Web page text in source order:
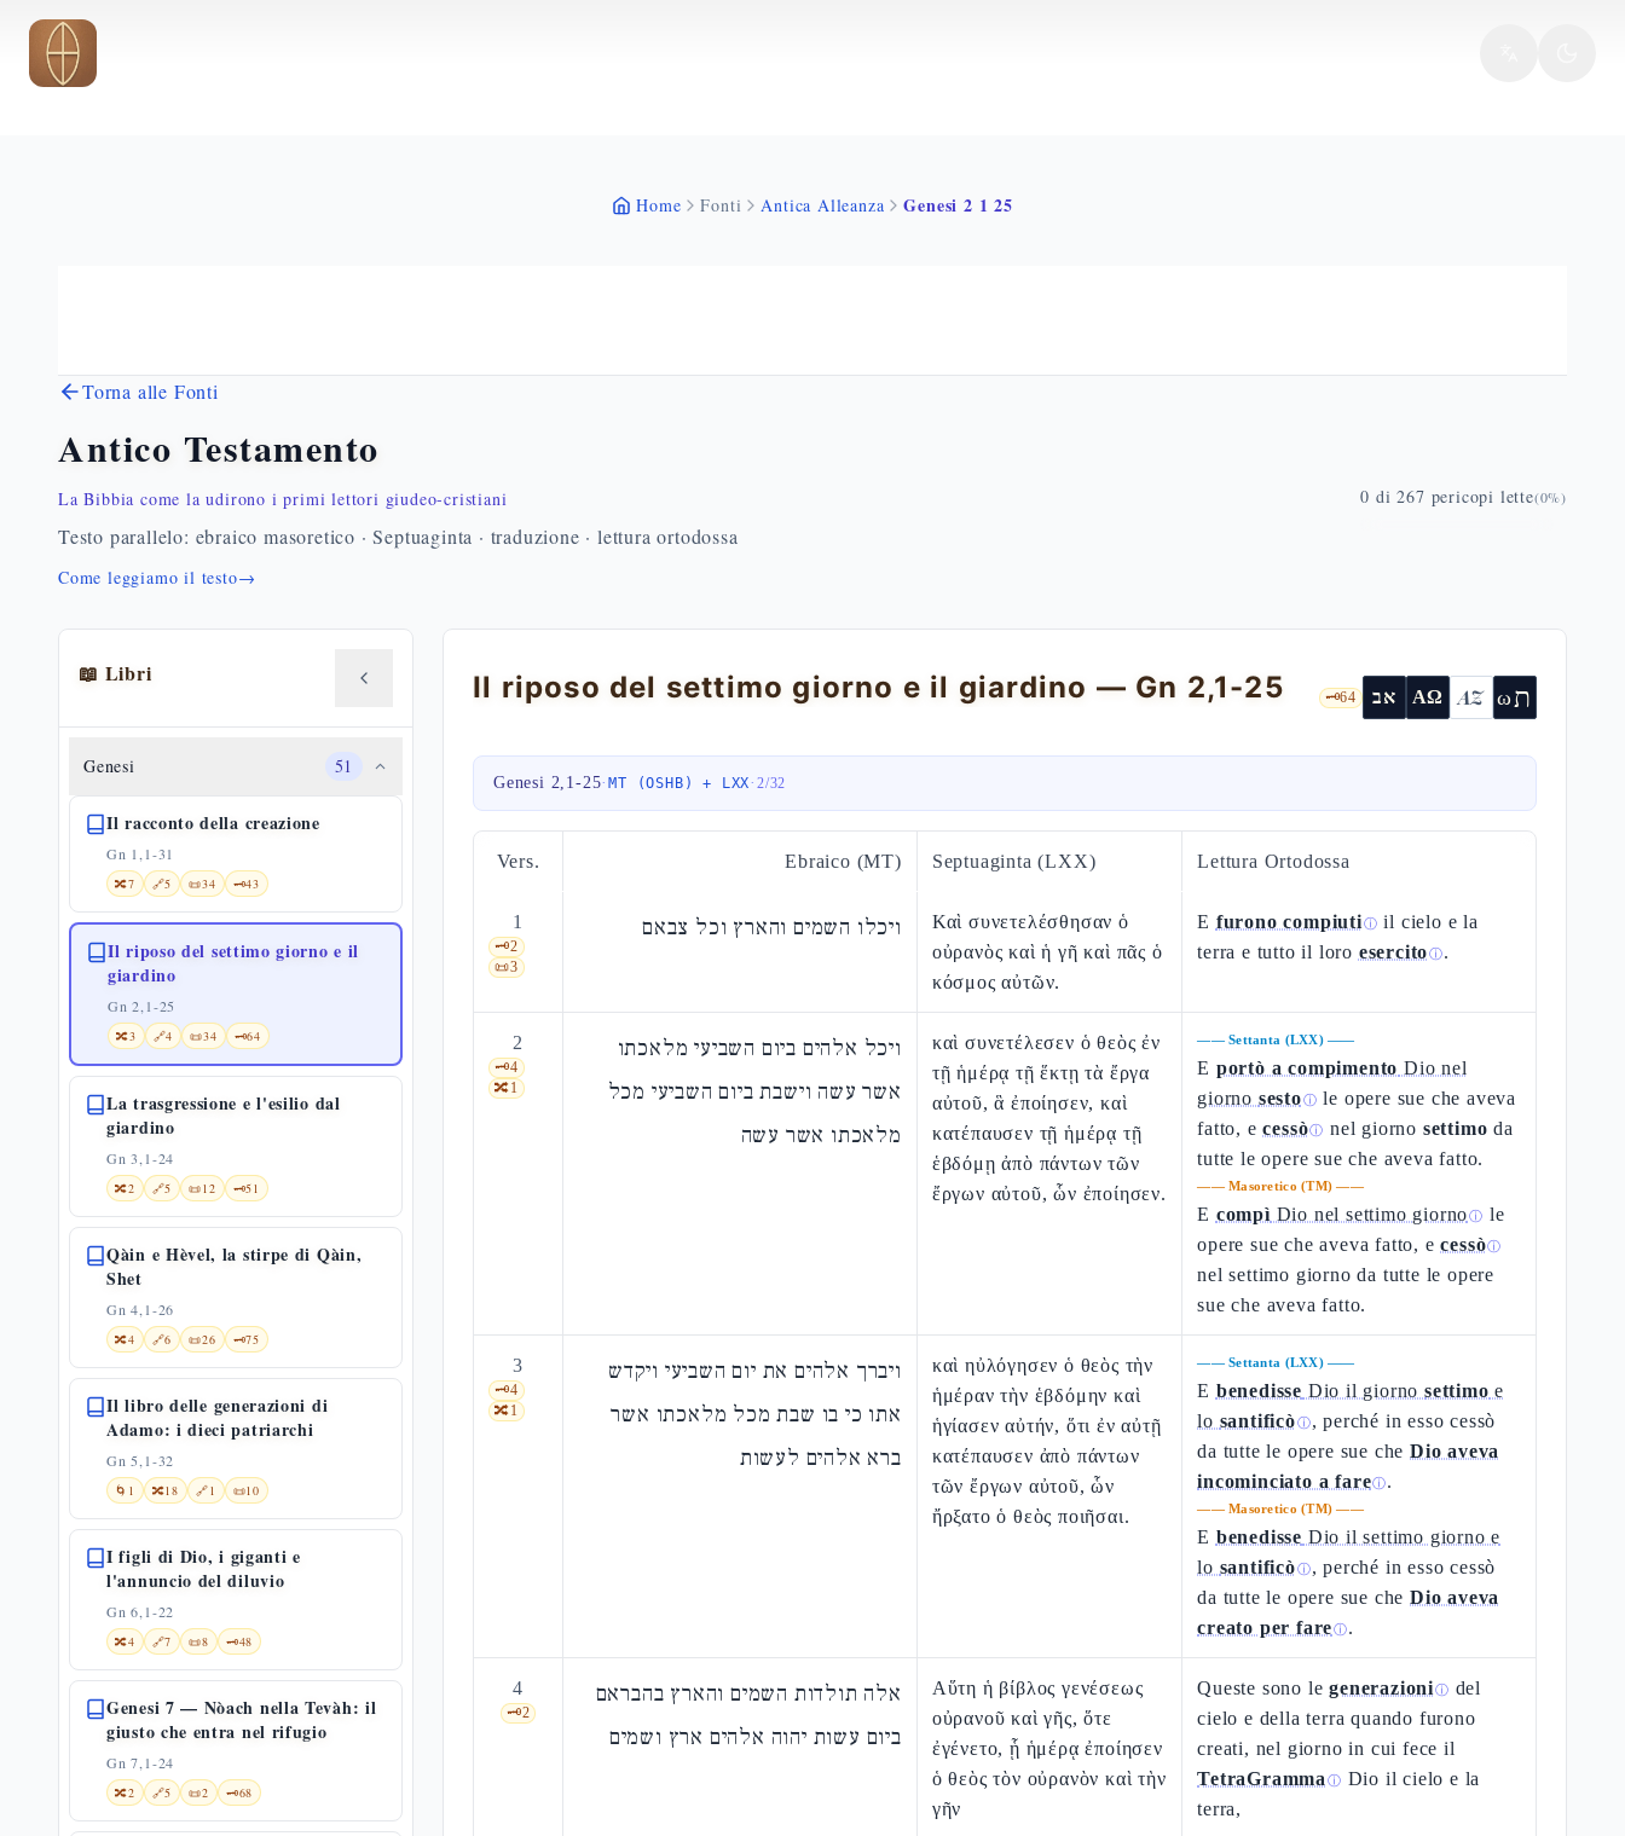
Vai al contenuto principale
Home Fonti Antica Alleanza Genesi 2 1 25
Torna alle Fonti
Antico Testamento
La Bibbia come la udirono i primi lettori giudeo-cristiani
Testo parallelo: ebraico masoretico · Septuaginta · traduzione · lettura ortodossa
Come leggiamo il testo→
0 di 267 pericopi lette(0%)
📖 Libri
Genesi 51
Il racconto della creazione
Gn 1,1-31
🔀7 🔗5 📜34 🗝️43
Il riposo del settimo giorno e il
giardino
Gn 2,1-25
🔀3 🔗4 📜34 🗝️64
La trasgressione e l'esilio dal
giardino
Gn 3,1-24
🔀2 🔗5 📜12 🗝️51
Qàin e Hèvel, la stirpe di Qàin,
Shet
Gn 4,1-26
🔀4 🔗6 📜26 🗝️75
Il libro delle generazioni di
Adamo: i dieci patriarchi
Gn 5,1-32
🌀 1 🔀18 🔗1 📜10
I figli di Dio, i giganti e
l'annuncio del diluvio
Gn 6,1-22
🔀4 🔗7 📜8 🗝️48
Genesi 7 — Nòach nella Tevàh: il
giusto che entra nel rifugio
Gn 7,1-24
🔀2 🔗5 📜2 🗝️68
Il riposo del settimo giorno e il giardino — Gn 2,1-25 🗝️64 אב ΑΩ AZ ωת
Genesi 2,1-25·MT (OSHB) + LXX·2/32
Vers. Ebraico (MT) Septuaginta (LXX) Lettura Ortodossa
1
🗝️2
📜3
ויכלו השמים והארץ וכל צבאם
Καὶ συνετελέσθησαν ὁ
οὐρανὸς καὶ ἡ γῆ καὶ πᾶς ὁ
κόσμος αὐτῶν.
E furono compiutiⓘ il cielo e la
terra e tutto il loro esercitoⓘ.
2
🗝️4
🔀1
ויכל אלהים ביום השביעי מלאכתו
אשר עשה וישבת ביום השביעי מכל
מלאכתו אשר עשה
καὶ συνετέλεσεν ὁ θεὸς ἐν
τῇ ἡμέρᾳ τῇ ἕκτῃ τὰ ἔργα
αὐτοῦ, ἃ ἐποίησεν, καὶ
κατέπαυσεν τῇ ἡμέρᾳ τῇ
ἑβδόμῃ ἀπὸ πάντων τῶν
ἔργων αὐτοῦ, ὧν ἐποίησεν.
——Settanta (LXX)——
E portò a compimento Dio nel
giorno sestoⓘ le opere sue che aveva
fatto, ecessòⓘ nel giorno settimo da
tutte le opere sue che aveva fatto.
——Masoretico (TM) ——
E compì Dio nel settimo giornoⓘ le
opere sue che aveva fatto, ecessòⓘ
nel settimo giorno da tutte le opere
sue che aveva fatto.
3
🗝️4
🔀1
ויברך אלהים את יום השביעי ויקדש
אתו כי בו שבת מכל מלאכתו אשר
ברא אלהים לעשות
καὶ ηὐλόγησεν ὁ θεὸς τὴν
ἡμέραν τὴν ἑβδόμην καὶ
ἡγίασεν αὐτήν, ὅτι ἐν αὐτῇ
κατέπαυσεν ἀπὸ πάντων
τῶν ἔργων αὐτοῦ, ὧν
ἤρξατο ὁ θεὸς ποιῆσαι.
——Settanta (LXX)——
E benedisse Dio il giornosettimo e
lo santificòⓘ, perché in esso cessò
da tutte le opere sue cheDio aveva
incominciato a fareⓘ.
——Masoretico (TM) ——
E benedisse Dio il settimo giorno e
lo santificòⓘ, perché in esso cessò
da tutte le opere sue cheDio aveva
creato per fareⓘ.
4
🗝️2
אלה תולדות השמים והארץ בהבראם
ביום עשות יהוה אלהים ארץ ושמים
Αὕτη ἡ βίβλος γενέσεως
οὐρανοῦ καὶ γῆς, ὅτε
ἐγένετο, ᾗ ἡμέρᾳ ἐποίησεν
ὁ θεὸς τὸν οὐρανὸν καὶ τὴν
γῆν
Queste sono legenerazioniⓘ del
cielo e della terra quando furono
creati, nel giorno in cui fece il
TetraGramma ⓘ Dio il cielo e la
terra,